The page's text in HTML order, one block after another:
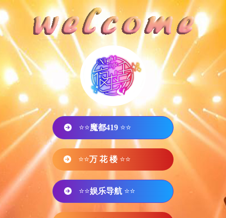
⭐⭐魔都419 ⭐⭐
⭐⭐万 花 楼 ⭐⭐
⭐⭐娱乐导航 ⭐⭐